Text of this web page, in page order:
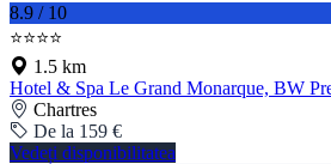
8.9 / 10
⭐⭐⭐⭐
1.5 km
Hotel & Spa Le Grand Monarque, BW
Chartres
De la 159 €
Vedeți disponibilitatea